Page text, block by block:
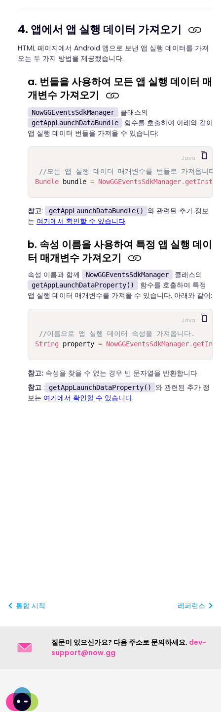
4. 앱에서 앱 실행 데이터 가져오기
HTML 페이지에서 Android 앱으로 보낸 앱 실행 데이터를 가져
오는 두 가지 방법을 제공했습니다.
a. 번들을 사용하여 모든 앱 실행 데이터 매
개변수 가져오기
NowGGEventsSdkManager 클래스의
getAppLaunchDataBundle
함수를 호출하여 아래와 같이
앱 실행 데이터 번들을 가져올 수 있습니다:
//모든 앱 실행 데이터 매개변수를 번들로 가져옵니다.
Bundle bundle = NowGGEventsSdkManager.
Java
참고: getAppLaunchDataBundle()
와 관련된 추가 정보
는 여기에서 확인할 수 있습니다.
b. 속성 이름을 사용하여 특정 앱 실행 데이
터 매개변수 가져오기
속성 이름과 함께 NowGGEventsSdkManager 클래스의
getAppLaunchDataProperty()
함수를 호출하여 특정
앱 실행 데이터 매개변수를 가져올 수 있습니다, 아래와 같이:
//이름으로 앱 실행 데이터 속성을 가져옵니다.
String property = NowGGEventsSdkManager.
Java
참고: 속성을 찾을 수 없는 경우 빈 문자열을 반환합니다.
참고 : getAppLaunchDataProperty()
와 관련된 추가 정
보는 여기에서 확인할 수 있습니다.
통합 시작 레퍼런스
질문이 있으신가요? 다음 주소로 문의하세요. dev-
support@now.gg